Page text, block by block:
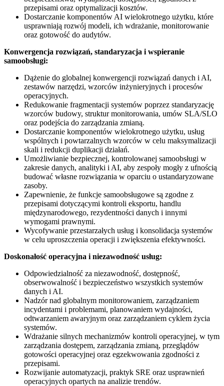
przepisami oraz optymalizacji kosztów.
Dostarczanie komponentów AI wielokrotnego użytku, które
usprawniają rozwój modeli, ich wdrażanie, monitorowanie
oraz gotowość do audytów.
Konwergencja rozwiązań, standaryzacja i wspieranie
samoobsługi:
Dążenie do globalnej konwergencji rozwiązań danych i AI,
zestawów narzędzi, wzorców inżynieryjnych i procesów
operacyjnych.
Redukowanie fragmentacji systemów poprzez standaryzację
wzorców budowy, struktur monitorowania, umów SLA/SLO
oraz podejścia do zarządzania zmianą.
Dostarczanie komponentów wielokrotnego użytku, usług
wspólnych i powtarzalnych wzorców w celu maksymalizacji
skali i redukcji duplikacji działań.
Umożliwianie bezpiecznej, kontrolowanej samoobsługi w
zakresie danych, analityki i AI, aby zespoły mogły z ufnością
budować własne rozwiązania w oparciu o ustandaryzowane
zasoby.
Zapewnienie, że funkcje samoobsługowe są zgodne z
przepisami dotyczącymi kontroli eksportu, handlu
międzynarodowego, rezydentności danych i innymi
wymogami prawnymi.
Wycofywanie przestarzałych usług i konsolidacja systemów
w celu uproszczenia operacji i zwiększenia efektywności.
Doskonałość operacyjna i niezawodność usług:
Odpowiedzialność za niezawodność, dostępność,
obserwowalność i bezpieczeństwo wszystkich systemów
danych i AI.
Nadzór nad globalnym monitorowaniem, zarządzaniem
incydentami i problemami, planowaniem wydajności,
odtwarzaniem awaryjnym oraz zarządzaniem cyklem życia
systemów.
Wdrażanie silnych mechanizmów kontroli operacyjnej, w tym
zarządzania dostępem, zarządzania zmianą, przeglądów
gotowości operacyjnej oraz egzekwowania zgodności z
przepisami.
Rozwijanie automatyzacji, praktyk SRE oraz usprawnień
operacyjnych opartych na analizie trendów.